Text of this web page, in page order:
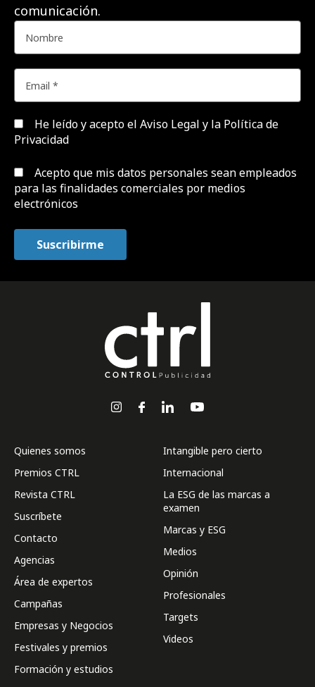
comunicación.
He leído y acepto el Aviso Legal y la Política de
Privacidad
Acepto que mis datos personales sean empleados
para las finalidades comerciales por medios
electrónicos
Quienes somos
Premios CTRL
Revista CTRL
Suscríbete
Contacto
Agencias
Área de expertos
Campañas
Empresas y Negocios
Festivales y premios
Formación y estudios
Intangible pero cierto
Internacional
La ESG de las marcas a
examen
Marcas y ESG
Medios
Opinión
Profesionales
Targets
Videos